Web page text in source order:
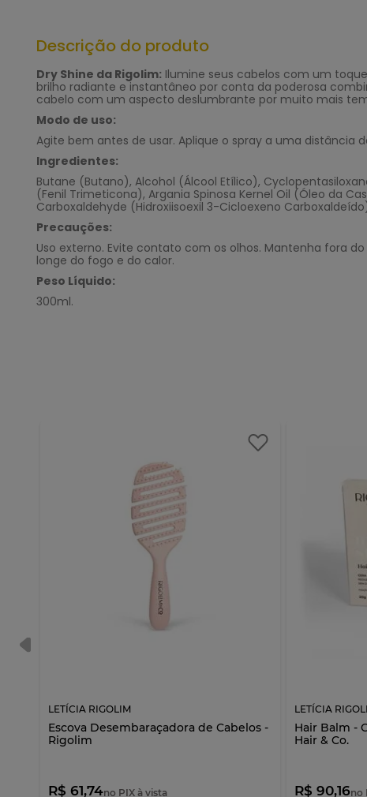
Descrição do produto
Dry Shine da Rigolim: Ilumine seus cabelos com um
brilho radiante e instantâneo por conta da poderosa
cabelo com um aspecto deslumbrante por muito mais
Modo de uso:
Agite bem antes de usar. Aplique o spray a uma distância
Ingredientes:
Butane (Butano), Alcohol (Álcool Etílico),
(Fenil Trimeticona), Argania Spinosa Kernel Oil (Óleo da
Carboxaldehyde (Hidroxiisoexil 3-Cicloexeno
Precauções:
Uso externo. Evite contato com os olhos. Mantenha fora
longe do fogo e do calor.
Peso Líquido:
300ml.
LETÍCIA RIGOLIM
Escova Desembaraçadora de Cabelos -
Rigolim
R$ 61,74no PIX à vista
LETÍCIA
Hair Balm -
Hair & Co.
R$ 90,16no